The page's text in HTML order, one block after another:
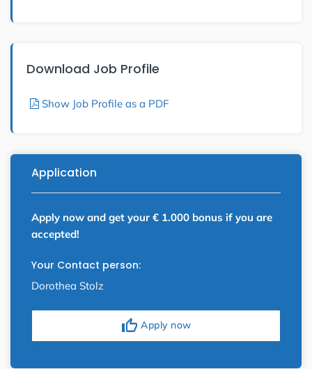
Download Job Profile
Show Job Profile as a PDF
Application
Apply now and get your € 1.000 bonus if you are
accepted!
Your Contact person:
Dorothea Stolz
thumb_up Apply now